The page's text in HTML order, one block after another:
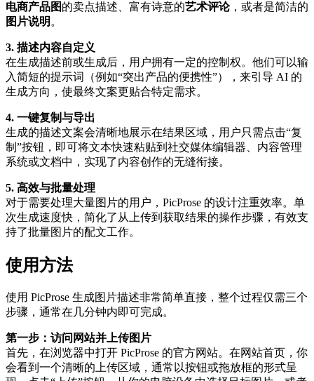
电商产品图的卖点描述、富有诗意的艺术评论，或者是简洁的
图片说明 。
3. 描述内容自定义
在生成描述前或生成后，用户拥有一定的控制权。他们可以输
入简短的提示词（例如“突出产品的便携性”），来引导 AI 的
生成方向，使最终文案更贴合特定需求。
4. 一键复制与导出
生成的描述文案会清晰地展示在结果区域，用户只需点击“复
制”按钮，即可将文本快速粘贴到社交媒体编辑器、内容管理
系统或文档中，实现了内容创作的无缝衔接。
5. 高效与批量处理
对于需要处理大量图片的用户，PicProse 的设计注重效率。单
次生成速度快，简化了从上传到获取结果的操作步骤，有效支
持了批量图片的配文工作。
使用方法
使用 PicProse 生成图片描述非常简单直接，整个过程仅需三个
步骤，通常在几分钟内即可完成。
第一步：访问网站并上传图片
首先，在浏览器中打开 PicProse 的官方网站。在网站首页，你
会看到一个清晰的上传区域，通常以按钮或拖放框的形式呈